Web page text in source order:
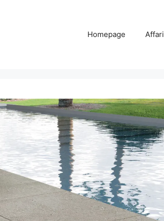
Homepage Affari